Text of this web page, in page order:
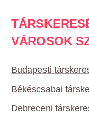
VÁROSOK
Budapesti
Békéscsabai
Debreceni